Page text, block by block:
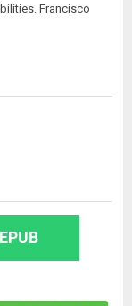
Francisco